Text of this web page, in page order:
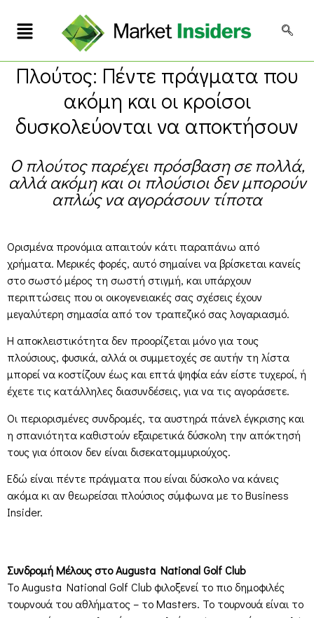
Πλούτος: Πέντε πράγματα που
ακόμη και οι κροίσοι
δυσκολεύονται να αποκτήσουν
Ο πλούτος παρέχει πρόσβαση σε πολλά,
αλλά ακόμη και οι πλούσιοι δεν μπορούν
απλώς να αγοράσουν τίποτα
Ορισμένα προνόμια απαιτούν κάτι παραπάνω από
χρήματα. Μερικές φορές, αυτό σημαίνει να βρίσκεται κανείς
στο σωστό μέρος τη σωστή στιγμή, και υπάρχουν
περιπτώσεις που οι οικογενειακές σας σχέσεις έχουν
μεγαλύτερη σημασία από τον τραπεζικό σας λογαριασμό.
Η αποκλειστικότητα δεν προορίζεται μόνο για τους
πλούσιους, φυσικά, αλλά οι συμμετοχές σε αυτήν τη λίστα
μπορεί να κοστίζουν έως και επτά ψηφία εάν είστε τυχεροί, ή
έχετε τις κατάλληλες διασυνδέσεις, για να τις αγοράσετε.
Οι περιορισμένες συνδρομές, τα αυστηρά πάνελ έγκρισης και
η σπανιότητα καθιστούν εξαιρετικά δύσκολη την απόκτησή
τους για όποιον δεν είναι δισεκατομμυριούχος.
Εδώ είναι πέντε πράγματα που είναι δύσκολο να κάνεις
ακόμα κι αν θεωρείσαι πλούσιος σύμφωνα με το Business
Insider.
Συνδρομή Μέλους στο Augusta National Golf Club
Το Augusta National Golf Club φιλοξενεί το πιο δημοφιλές
τουρνουά του αθλήματος – το Masters. Το τουρνουά είναι το